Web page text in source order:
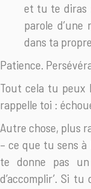
et tu te diras :
parole
dans ta
Patience.
Tout cela tu peux
rappelle toi :
Autre chose, plus
– ce que tu sens à
te donne pas
d’accomplir’. Si